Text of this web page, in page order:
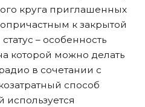
круга приглашенных
к закрытой
– особенность
которой можно делать
в сочетании с
способ
используется